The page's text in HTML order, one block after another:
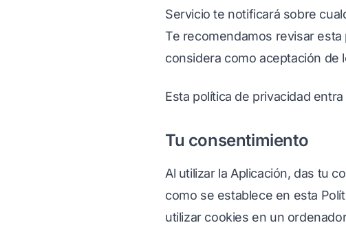
Servicio te notificará sobre
Te recomendamos revisar
considera como aceptación de
Esta política de privacidad
Tu consentimiento
Al utilizar la Aplicación, das tu
como se establece en esta
utilizar cookies en un